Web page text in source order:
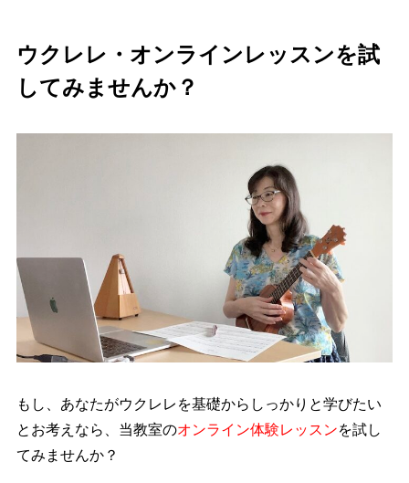
ウクレレ・オンラインレッスンを試
してみませんか？
もし、あなたがウクレレを基礎からしっかりと学びたい
とお考えなら、当教室のオンライン体験レッスンを試し
てみませんか？